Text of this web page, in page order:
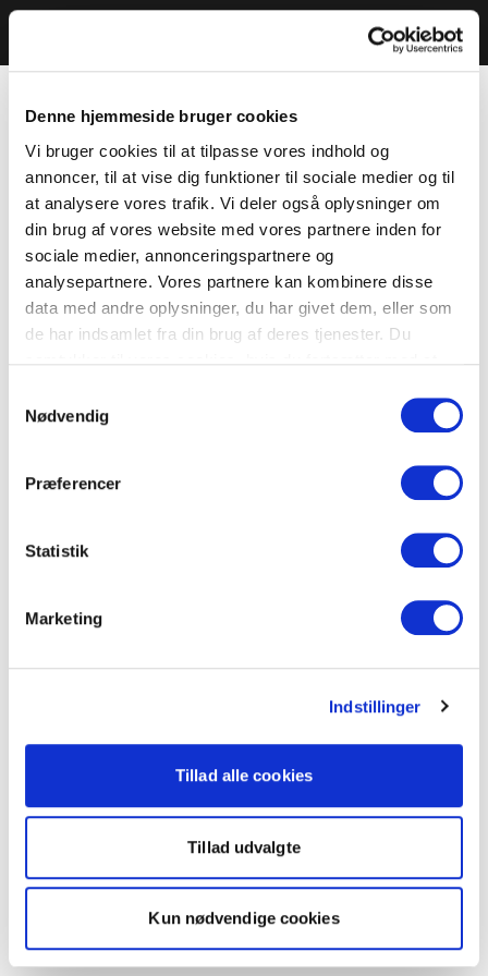
Denne hjemmeside bruger cookies
Vi bruger cookies til at tilpasse vores indhold og
annoncer, til at vise dig funktioner til sociale medier og til
at analysere vores trafik. Vi deler også oplysninger om
din brug af vores website med vores partnere inden for
sociale medier, annonceringspartnere og
analysepartnere. Vores partnere kan kombinere disse
data med andre oplysninger, du har givet dem, eller som
de har indsamlet fra din brug af deres tjenester. Du
Nødvendig
Præferencer
Statistik
Marketing
Indstillinger
Tillad alle cookies
Tillad udvalgte
Kun nødvendige cookies